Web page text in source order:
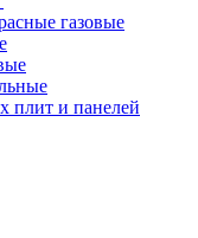
газовые
плит и панелей